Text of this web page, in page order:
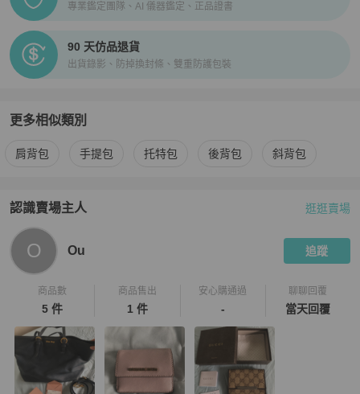
專業鑑定團隊、AI 儀器鑑定、正品證書
90 天仿品退貨
出貨錄影、防掉換封條、雙重防護包裝
更多相似類別
更多Miu Miu 女包相似商品推薦
肩背包 手提包 托特包 後背包 斜背包
認識賣場主人
PopChill 拍拍圈嚴選賣家
逛逛賣場
O Ou 追蹤
商品數
5 件
商品售出
1 件
安心購通過
-
聊聊回覆
當天回覆